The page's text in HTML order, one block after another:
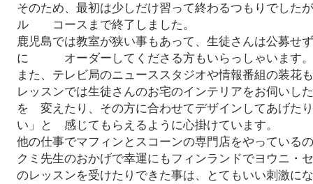
そのため、最初は少しだけ習って終わるつもりでした
ル コースまで終了しました。
鹿児島では教室が狭い事もあって、生徒さんは公募せ
に オーダーしてくださる方もいらっしゃいます。
また、テレビ局のニューススタジオや情報番組の装花
レッスンでは生徒さんのお宅のインテリアをお伺いし
を 変えたり、その方に合わせてデザインしてあげた
い」と 感じてもらえるように心掛けています。
他の仕事でマフィンとスコーンの専門店をやっている
クミ先生のおかげで幸運にもフィンランドでヨウニ・
のレッスンを受けたりできた事は、とてもいい刺激に